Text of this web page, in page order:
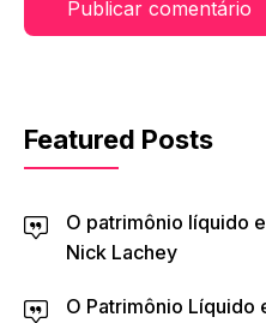
Featured Posts
O patrimônio líquido
Nick Lachey
O Patrimônio Líquido